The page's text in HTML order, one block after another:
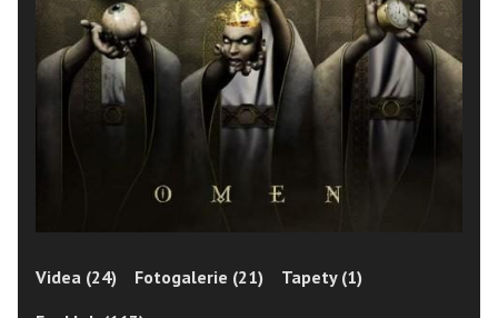
Videa (24) Fotogalerie (21)
Tapety (1)